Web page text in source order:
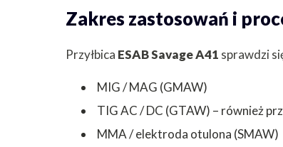
Zakres zastosowań i
Przyłbica ESAB Savage A41 sprawdzi
MIG / MAG (GMAW)
TIG AC / DC (GTAW) – również
MMA / elektroda otulona (SMAW)